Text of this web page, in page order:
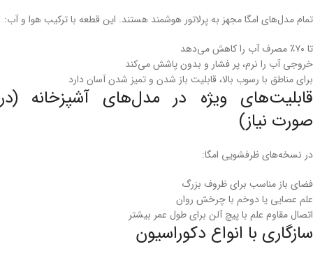
تمام مدل‌های امگا مجهز به پرلاتور هوشمند هستند. این قطعه با ترکیب هوا و آب:
تا ۷۰٪ مصرف آب را کاهش می‌دهد
خروجی آب را نرم، پر فشار و بدون پاشش می‌کند
برای مناطق با رسوب بالا، قابلیت باز شدن و تمیز شدن آسان دارد
قابلیت‌های ویژه در مدل‌های آشپزخانه (در
صورت نیاز)
در نسخه‌های ظرفشویی امگا:
فضای باز مناسب برای ظروف بزرگ
علم عصایی یا دوخم با چرخش روان
اتصال مقاوم علم با پیچ آلن برای طول عمر بیشتر
سازگاری با انواع دکوراسیون